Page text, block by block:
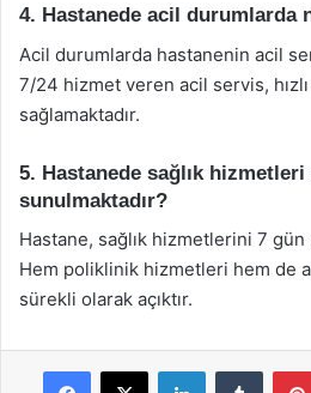
4. Hastanede acil durumlarda
Acil durumlarda hastanenin acil
7/24 hizmet veren acil servis,
sağlamaktadır.
5. Hastanede sağlık
sunulmaktadır?
Hastane, sağlık hizmetlerini 7 gün
Hem poliklinik hizmetleri hem de
sürekli olarak açıktır.
Facebook
X LinkedInTumblr